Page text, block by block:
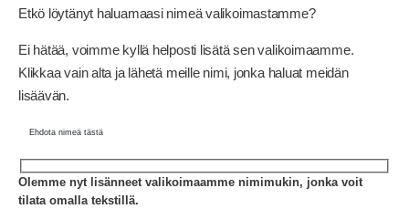
Etkö löytänyt haluamaasi nimeä valikoimastamme?
Ei hätää, voimme kyllä helposti lisätä sen valikoimaamme.
Klikkaa vain alta ja lähetä meille nimi, jonka haluat meidän
lisäävän.
Ehdota nimeä tästä
Olemme nyt lisänneet valikoimaamme nimimukin, jonka voit
tilata omalla tekstillä.